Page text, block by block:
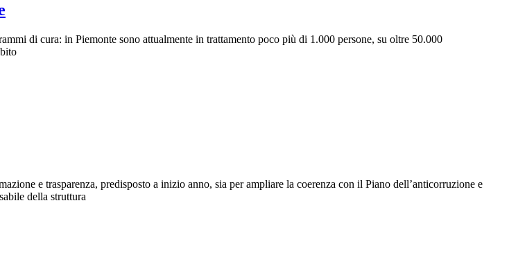
di cura: in Piemonte sono attualmente in trattamento poco più di 1.000 persone, su oltre 50.000
e trasparenza, predisposto a inizio anno, sia per ampliare la coerenza con il Piano dell’anticorruzione e
della struttura